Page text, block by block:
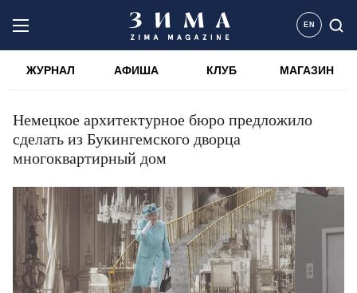
EN
ЖУРНАЛ АФИША КЛУБ МАГАЗИН
Немецкое архитектурное бюро предложило
сделать из Букингемского дворца
многоквартирный дом